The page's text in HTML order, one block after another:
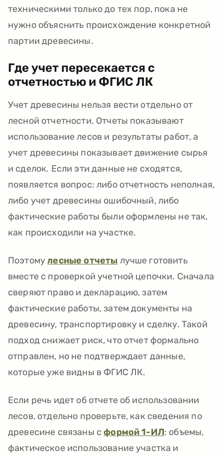
техническими только до тех пор, пока не
нужно объяснить происхождение конкретной
партии древесины.
Где учет пересекается с
отчетностью и ФГИС ЛК
Учет древесины нельзя вести отдельно от
лесной отчетности. Отчеты показывают
использование лесов и результаты работ, а
учет древесины показывает движение сырья
и сделок. Если эти данные не сходятся,
появляется вопрос: либо отчетность неполная,
либо учет древесины ошибочный, либо
фактические работы были оформлены не так,
как происходили на участке.
Поэтомулесные отчеты лучше готовить
вместе с проверкой учетной цепочки. Сначала
сверяют право и декларацию, затем
фактические работы, затем документы на
древесину, транспортировку и сделку. Такой
подход снижает риск, что отчет формально
отправлен, но не подтверждает данные,
которые уже видны в ФГИС ЛК.
Если речь идет об отчете об использовании
лесов, отдельно проверьте, как сведения по
древесине связаны сформой 1-ИЛ: объемы,
фактическое использование участка и